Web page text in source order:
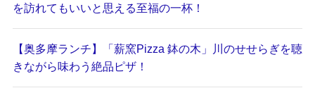
を訪れてもいいと思える至福の一杯！
【奥多摩ランチ】「薪窯Pizza 鉢の木」川のせせらぎを聴
きながら味わう絶品ピザ！